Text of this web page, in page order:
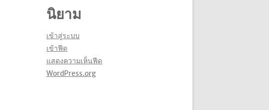
นิยาม
เข้าสู่ระบบ
เข้าฟีด
แสดงความเห็นฟีด
WordPress.org